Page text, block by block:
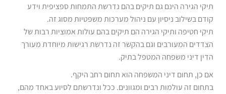
תיקי הגירה הינם גם תיקים בהם נדרשת התמחות ספציפית וידע
קודם בשילוב ניסיון עם ניהול מערכות משפטיות מסוג זה.
תיקי חטיפה ותיקי הגירה הם תיקים בהם עולות אמוציות רבות של
הצדדים המעורבים וגם בהקשר זה נדרשת רגישות מיוחדת מעורך
הדין דיני משפחה המטפל בתיק.
אם כן, תחום דיני המשפחה הוא תחום רחב היקף.
בתחום זה עולמות רבים ומגוונים. ככל ונדרשתם לסיוע באחד מהם,